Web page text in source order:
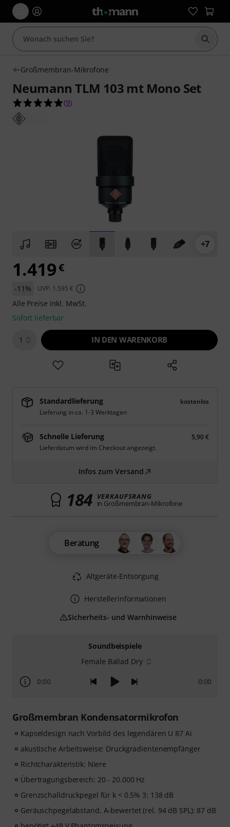
Suche
Großmembran-Mikrofone
Neumann TLM 103 mt Mono Set
4.9 von 5 Sternen aus 9 Kundenbewertungen
(9)
+7
Soundbeispiele
Female Ballad Dry
0:00 0:00
Großmembran Kondensatormikrofon
Kapseldesign nach Vorbild des legendären U 87 Ai
akustische Arbeitsweise: Druckgradientenempfänger
Richtcharakteristik: Niere
Übertragungsbereich: 20 - 20.000 Hz
Grenzschalldruckpegel für k < 0.5% 3: 138 dB
Geräuschpegelabstand, A-bewertet (rel. 94 dB SPL): 87 dB
1.419€
-11% UVP: 1.595 €
Alle Preise inkl. MwSt.
Sofort lieferbar
1 IN DEN WARENKORB
Standardlieferung
kostenlos
Lieferung in ca. 1-3 Werktagen
Schnelle Lieferung
5,90 €
Lieferdatum wird im Checkout angezeigt.
Infos zum Versand
184 VERKAUFSRANG
in Großmembran-Mikrofone
Beratung
Altgeräte-Entsorgung
Herstellerinformationen
Sicherheits- und Warnhinweise